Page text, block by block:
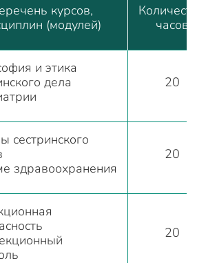
курсов,
(модулей)
часов
и этика
дела
20
сестринского
здравоохранения
20
20